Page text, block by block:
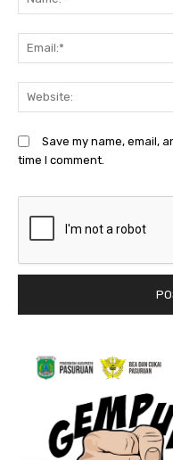
Save my name, email,
time I comment.